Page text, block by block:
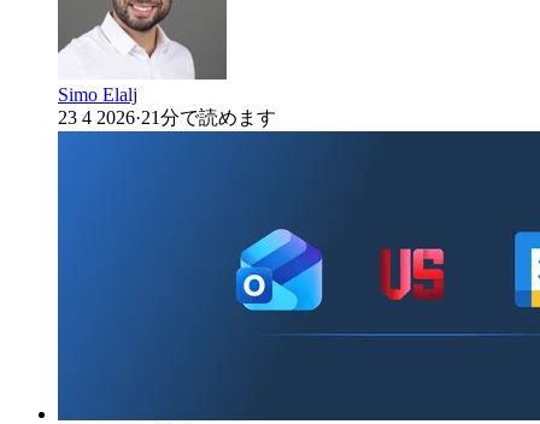
Simo Elalj
23 4 2026·21分で読めます